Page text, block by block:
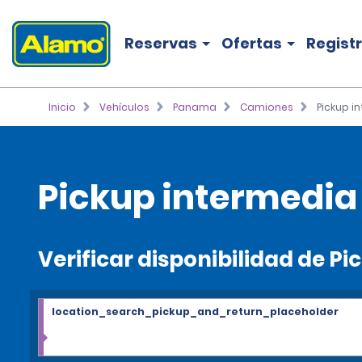
Reservas Ofertas
Inicio Vehículos Panama Camiones Pickup
Pickup
Verificar disponibilidad de
location_search_pickup_and_return_placeholder